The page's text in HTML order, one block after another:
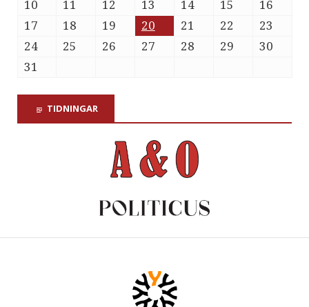
10
11 12 13 14 15
16
17
18 19 20 21 22
23
24
25 26 27 28 29
30
31
TIDNINGAR